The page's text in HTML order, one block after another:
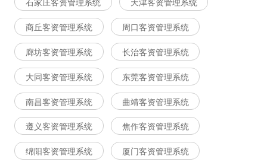
商丘客资管理系统 周口客资管理系统
廊坊客资管理系统 长治客资管理系统
大同客资管理系统 东莞客资管理系统
南昌客资管理系统 曲靖客资管理系统
遵义客资管理系统 焦作客资管理系统
绵阳客资管理系统 厦门客资管理系统